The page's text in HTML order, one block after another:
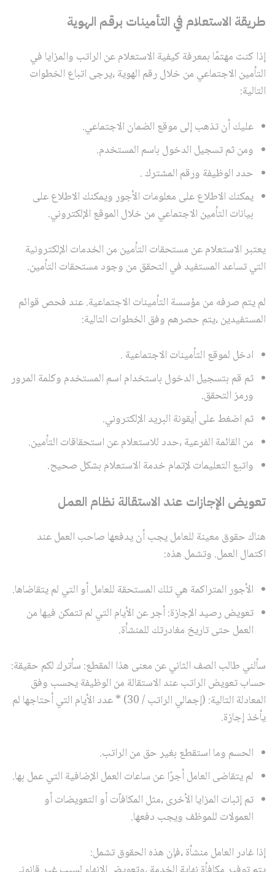
طريقة الاستعلام في التأمينات برقم الهوية
إذا كنت مهتمًا بمعرفة كيفية الاستعلام عن الراتب والمزايا في
التأمين الاجتماعي من خلال رقم الهوية ،يرجى اتباع الخطوات
التالية:
عليك أن تذهب إلى موقع الضمان الاجتماعي.
ومن ثم تسجيل الدخول باسم المستخدم.
حدد الوظيفة ورقم المشترك .
يمكنك الاطلاع على معلومات الأجور ويمكنك الاطلاع على
بيانات التأمين الاجتماعي من خلال الموقع الإلكتروني.
يعتبر الاستعلام عن مستحقات التأمين من الخدمات الإلكترونية
التي تساعد المستفيد في التحقق من وجود مستحقات التأمين.
لم يتم صرفه من مؤسسة التأمينات الاجتماعية. عند فحص قوائم
المستفيدين ،يتم حصرهم وفق الخطوات التالية:
ادخل لموقع التأمينات الاجتماعية .
ثم قم بتسجيل الدخول باستخدام اسم المستخدم وكلمة المرور
ورمز التحقق.
ثم اضغط على أيقونة البريد الإلكتروني.
من القائمة الفرعية ،حدد للاستعلام عن استحقاقات التأمين.
واتبع التعليمات لإتمام خدمة الاستعلام بشكل صحيح.
تعويض الإجازات عند الاستقالة نظام العمل
هناك حقوق معينة للعامل يجب أن يدفعها صاحب العمل عند
اكتمال العمل. وتشمل هذه:
الأجور المتراكمة هي تلك المستحقة للعامل أو التي لم يتقاضاها.
تعويض رصيد الإجازة: أجر عن الأيام التي لم تتمكن فيها من
العمل حتى تاريخ مغادرتك للمنشأة.
سألني طالب الصف الثاني عن معنى هذا المقطع: سأترك لكم حقيقة:
حساب تعويض الراتب عند الاستقالة من الوظيفة يحسب وفق
المعادلة التالية: (إجمالي الراتب / 30) * عدد الأيام التي أحتاجها لم
يأخذ إجازة.
الحسم وما استقطع بغير حق من الراتب.
لم يتقاضى العامل أجرًا عن ساعات العمل الإضافية التي عمل بها.
تم إثبات المزايا الأخرى ،مثل المكافآت أو التعويضات أو
العمولات للموظف ويجب دفعها.
إذا غادر العامل منشأة ،فإن هذه الحقوق تشمل: